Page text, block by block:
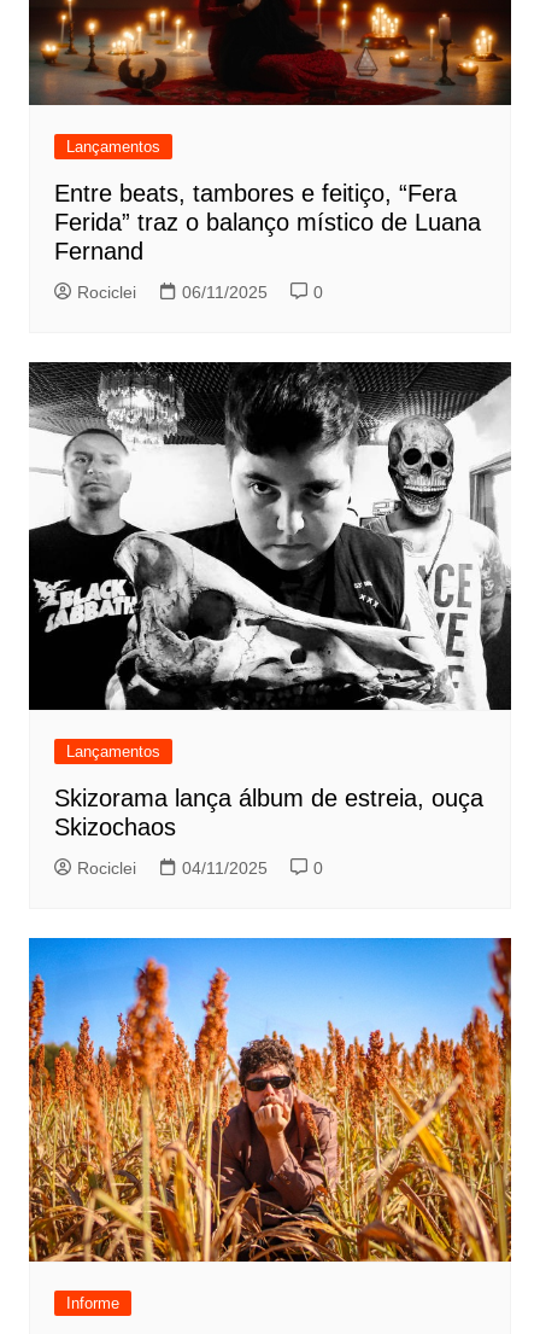
Lançamentos
Entre beats, tambores e feitiço, “Fera
Ferida” traz o balanço místico de Luana
Fernand
Rociclei 06/11/2025 0
Lançamentos
Skizorama lança álbum de estreia, ouça
Skizochaos
Rociclei 04/11/2025 0
Informe